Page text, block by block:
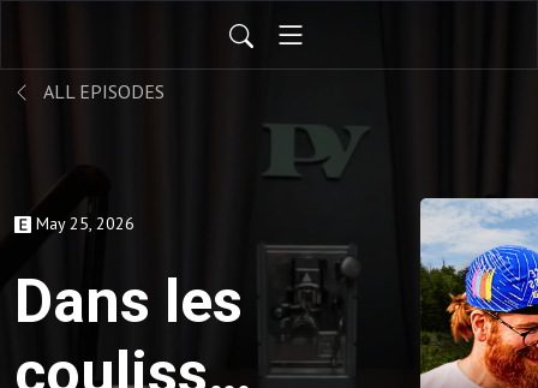
ALL EPISODES
May 25, 2026
Dans les
coulisses